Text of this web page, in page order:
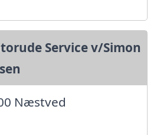
Service v/Simon
Næstved